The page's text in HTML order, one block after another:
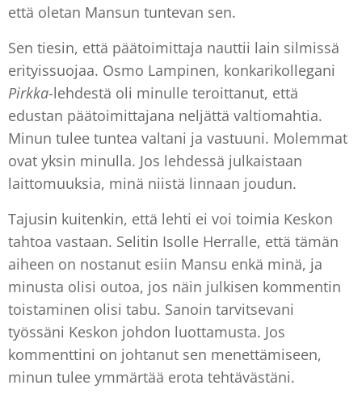
että oletan Mansun tuntevan sen.
Sen tiesin, että päätoimittaja nauttii lain silmissä
erityissuojaa. Osmo Lampinen, konkarikollegani
Pirkka-lehdestä oli minulle teroittanut, että
edustan päätoimittajana neljättä valtiomahtia.
Minun tulee tuntea valtani ja vastuuni. Molemmat
ovat yksin minulla. Jos lehdessä julkaistaan
laittomuuksia, minä niistä linnaan joudun.
Tajusin kuitenkin, että lehti ei voi toimia Keskon
tahtoa vastaan. Selitin Isolle Herralle, että tämän
aiheen on nostanut esiin Mansu enkä minä, ja
minusta olisi outoa, jos näin julkisen kommentin
toistaminen olisi tabu. Sanoin tarvitsevani
työssäni Keskon johdon luottamusta. Jos
kommenttini on johtanut sen menettämiseen,
minun tulee ymmärtää erota tehtävästäni.